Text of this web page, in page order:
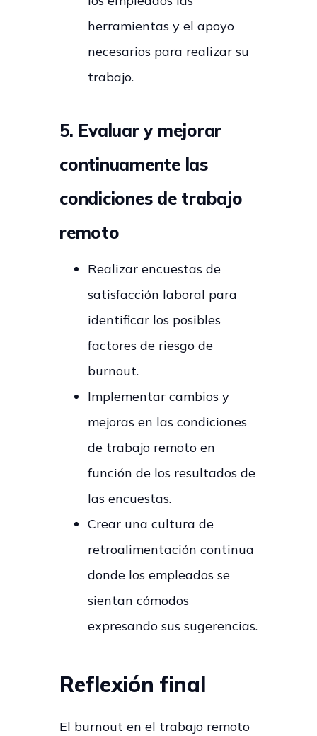
herramientas y el apoyo
necesarios para realizar su
trabajo.
5. Evaluar y mejorar
continuamente las
condiciones de trabajo
remoto
Realizar encuestas de
satisfacción laboral para
identificar los posibles
factores de riesgo de
burnout.
Implementar cambios y
mejoras en las condiciones
de trabajo remoto en
función de los resultados de
las encuestas.
Crear una cultura de
retroalimentación continua
donde los empleados se
sientan cómodos
expresando sus sugerencias.
Reflexión final
El burnout en el trabajo remoto